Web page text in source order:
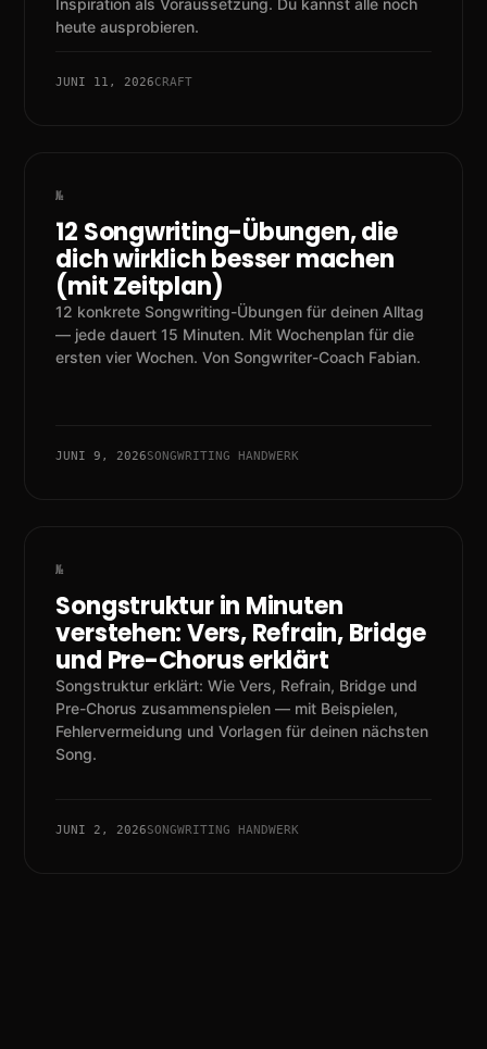
JUNI 11, 2026CRAFT
Inspiration als Voraussetzung. Du kannst alle noch
heute ausprobieren.
12 Songwriting-Übungen, die
dich wirklich besser machen
(mit Zeitplan)
JUNI 9, 2026SONGWRITING HANDWERK
12 konkrete Songwriting-Übungen für deinen Alltag
— jede dauert 15 Minuten. Mit Wochenplan für die
ersten vier Wochen. Von Songwriter-Coach Fabian.
Songstruktur in Minuten
verstehen: Vers, Refrain, Bridge
und Pre-Chorus erklärt
JUNI 2, 2026SONGWRITING HANDWERK
Songstruktur erklärt: Wie Vers, Refrain, Bridge und
Pre-Chorus zusammenspielen — mit Beispielen,
Fehlervermeidung und Vorlagen für deinen nächsten
Song.